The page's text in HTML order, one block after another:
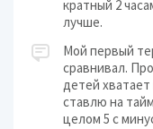
кратный 2
лучше.
Мой первый
сравнивал.
детей
ставлю на
целом 5 с